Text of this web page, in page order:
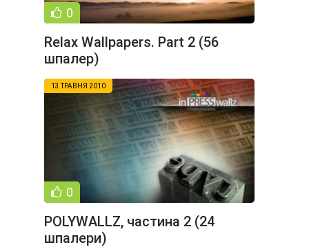
0
Relax Wallpapers. Part 2 (56
шпалер)
13 ТРАВНЯ 2010
0
POLYWALLZ, частина 2 (24
шпалери)